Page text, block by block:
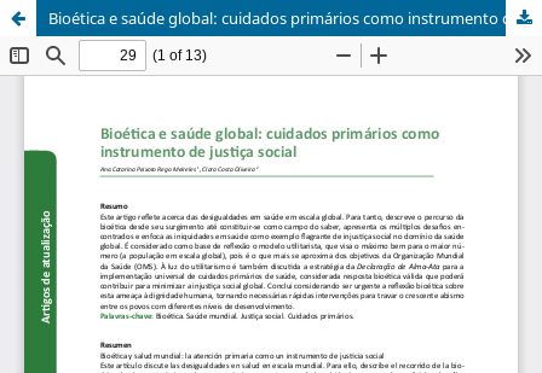
Bioética e saúde global: cuidados primários como instrumento de justiça social